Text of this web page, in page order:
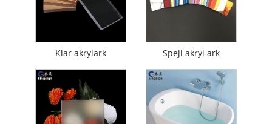
Klar akrylark Spejl akryl ark